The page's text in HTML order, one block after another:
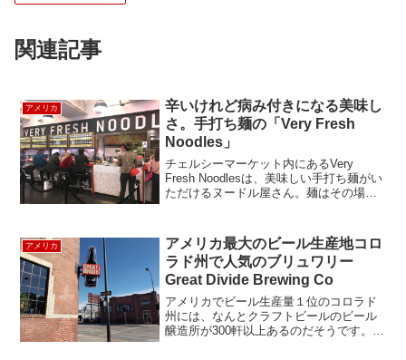
関連記事
アメリカ
辛いけれど病み付きになる美味し
さ。手打ち麺の「Very Fresh
Noodles」
チェルシーマーケット内にあるVery
Fresh Noodlesは、美味しい手打ち麺がい
ただけるヌードル屋さん。麺はその場で
ーが少し。ドリンクはビールと、ソフト
ドリン...
アメリカ
アメリカ最大のビール生産地コロ
ラド州で人気のブリュワリー
Great Divide Brewing Co
アメリカでビール生産量１位のコロラド
州には、なんとクラフトビールのビール
醸造所が300軒以上あるのだそうです。